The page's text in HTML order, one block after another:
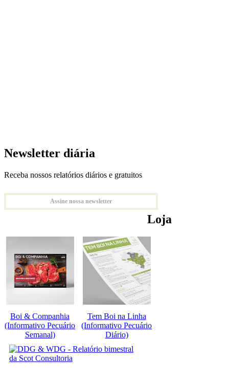
Newsletter diária
Receba nossos relatórios diários e gratuitos
Assine nossa newsletter
Loja
Boi & Companhia
(Informativo Pecuário
Semanal)
Tem Boi na Linha
(Informativo Pecuário
Diário)